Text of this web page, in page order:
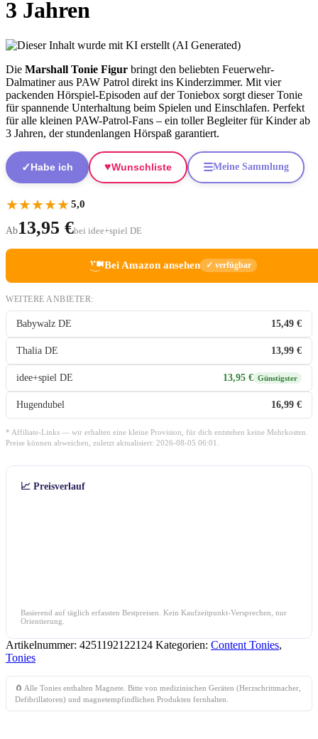
3 Jahren
Die Marshall Tonie Figur bringt den beliebten Feuerwehr-
Dalmatiner aus PAW Patrol direkt ins Kinderzimmer. Mit vier
packenden Hörspiel-Episoden auf der Toniebox sorgt dieser Tonie
für spannende Unterhaltung beim Spielen und Einschlafen. Perfekt
für alle kleinen PAW-Patrol-Fans – ein toller Begleiter für Kinder ab
3 Jahren, der stundenlangen Hörspaß garantiert.
✓Habe ich ♥Wunschliste ☰Meine Sammlung
★★★★★5,0
Ab13,95 €bei idee+spiel DE
Bei Amazon ansehen ✓ verfügbar
WEITERE ANBIETER:
Babywalz DE 15,49 €
Thalia DE 13,99 €
idee+spiel DE 13,95 € Günstigster
Hugendubel 16,99 €
* Affiliate-Links — wir erhalten eine kleine Provision, für dich entstehen keine Mehrkosten.
Preise können abweichen, zuletzt aktualisiert: 2026-08-05 06:01.
📈 Preisverlauf
Basierend auf täglich erfassten Bestpreisen. Kein Kaufzeitpunkt-Versprechen, nur
Orientierung.
Artikelnummer: 4251192122124 Kategorien: Content Tonies,
Tonies
🧲 Alle Tonies enthalten Magnete. Bitte von medizinischen Geräten (Herzschrittmacher,
Defibrillatoren) und magnetempfindlichen Produkten fernhalten.